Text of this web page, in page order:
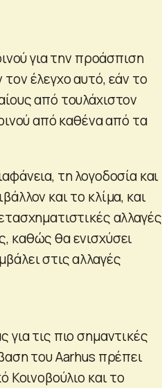
για την προάσπιση
έλεγχο αυτό, εάν το
από τουλάχιστον
από καθένα από τα
τη λογοδοσία και
και το κλίμα, και
αλλαγές
καθώς θα ενισχύσει
στις αλλαγές
τις πιο σημαντικές
του Aarhus πρέπει
Κοινοβούλιο και το